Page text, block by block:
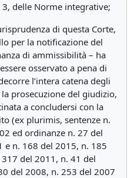
delle Norme integrative;
di questa Corte,
per la notificazione del
di ammissibilità – ha
osservato a pena di
l’intera catena degli
prosecuzione del giudizio,
a concludersi con la
(ex plurimis, sentenze n.
ed ordinanze n. 27 del
e n. 168 del 2015, n. 185
del 2011, n. 41 del
del 2008, n. 253 del 2007